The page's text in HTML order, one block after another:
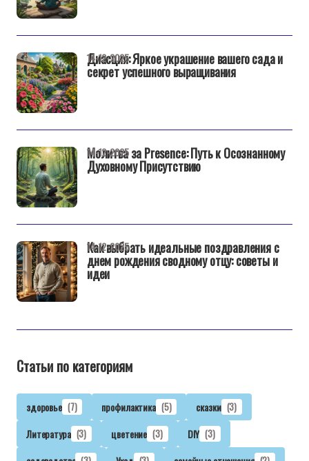
Диасция: Яркое украшение вашего сада и
секрет успешного выращивания
14-12-2025
Молитва за Presence: Путь к Осознанному
Духовному Присутствию
14-12-2025
Как выбрать идеальные поздравления с
днем рождения сводному отцу: советы и
идеи
14-12-2025
Статьи по категориям
здоровье (7) профилактика (5) сказки (3)
Литература (3) цветение (3) DIY (3)